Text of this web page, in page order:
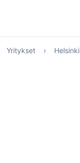
Yritykset › Helsinki